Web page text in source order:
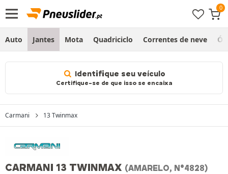
Auto Jantes Mota Quadriciclo Correntes de neve
Identifique seu veículo
Certifique-se de que isso se encaixa
Carmani 13 Twinmax
CARMANI 13 TWINMAX (AMARELO, N°4828)